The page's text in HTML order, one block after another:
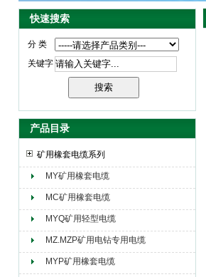
天津市电缆总厂橡塑电缆厂（天缆小猫集团）
快速搜索
分 类
关键字
产品目录
矿用橡套电缆系列
MY矿用橡套电缆
MC矿用橡套电缆
MYQ矿用轻型电缆
MZ.MZP矿用电钻专用电缆
MYP矿用橡套电缆